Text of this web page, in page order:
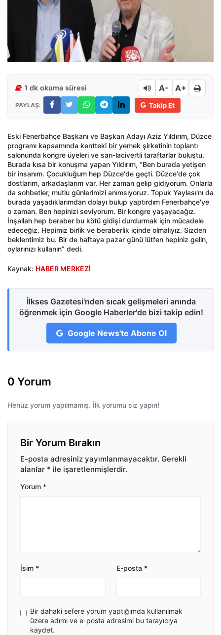
1 dk okuma süresi A- A+
PAYLAŞ: Takip Et
Eski Fenerbahçe Başkanı ve Başkan Adayı Aziz Yıldırım, Düzce
programı kapsamında kentteki bir yemek şirketinin toplantı
salonunda kongre üyeleri ve sarı-lacivertli taraftarlar buluştu.
Burada kısa bir konuşma yapan Yıldırım, “Ben burada yetişen
bir insanım. Çocukluğum hep Düzce'de geçti. Düzce'de çok
dostlarım, arkadaşlarım var. Her zaman gelip gidiyorum. Onlarla
da sohbetler, mutlu günlerimizi anımsıyoruz. Topuk Yaylası'nı da
burada yaşadıklarımdan dolayı bulup yaptırdım Fenerbahçe'ye
o zaman. Ben hepinizi seviyorum. Bir kongre yaşayacağız.
İnşallah hep beraber bu kötü gidişi durdurmak için mücadele
edeceğiz. Hepimiz birlik ve beraberlik içinde olmalıyız. Sizden
beklentimiz bu. Bir de haftaya pazar günü lütfen hepiniz gelin,
oylarınızı kullanın” dedi.
Kaynak: HABER MERKEZİ
İlkses Gazetesi'nden sıcak gelişmeleri anında
öğrenmek için Google Haberler'de bizi takip edin!
Google News'te Abone Ol
0 Yorum
Henüz yorum yapılmamış. İlk yorumu siz yapın!
Bir Yorum Bırakın
E-posta adresiniz yayımlanmayacaktır. Gerekli
alanlar * ile işaretlenmişlerdir.
Yorum *
İsim * E-posta *
Bir dahaki sefere yorum yaptığımda kullanılmak
üzere adımı ve e-posta adresimi bu tarayıcıya
kaydet.